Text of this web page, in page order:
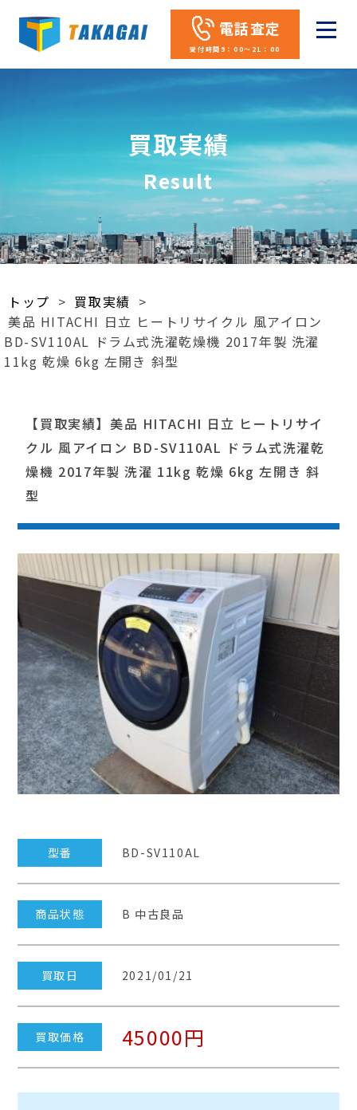
電話査定
受付時間9：00～21：00
買取実績
Result
トップ > 買取実績 >
美品 HITACHI 日立 ヒートリサイクル 風アイロン
BD-SV110AL ドラム式洗濯乾燥機 2017年製 洗濯
11kg 乾燥 6kg 左開き 斜型
【買取実績】美品 HITACHI 日立 ヒートリサイ
クル 風アイロン BD-SV110AL ドラム式洗濯乾
燥機 2017年製 洗濯 11kg 乾燥 6kg 左開き 斜
型
型番 BD-SV110AL
商品状態 B 中古良品
買取日 2021/01/21
買取価格 45000円